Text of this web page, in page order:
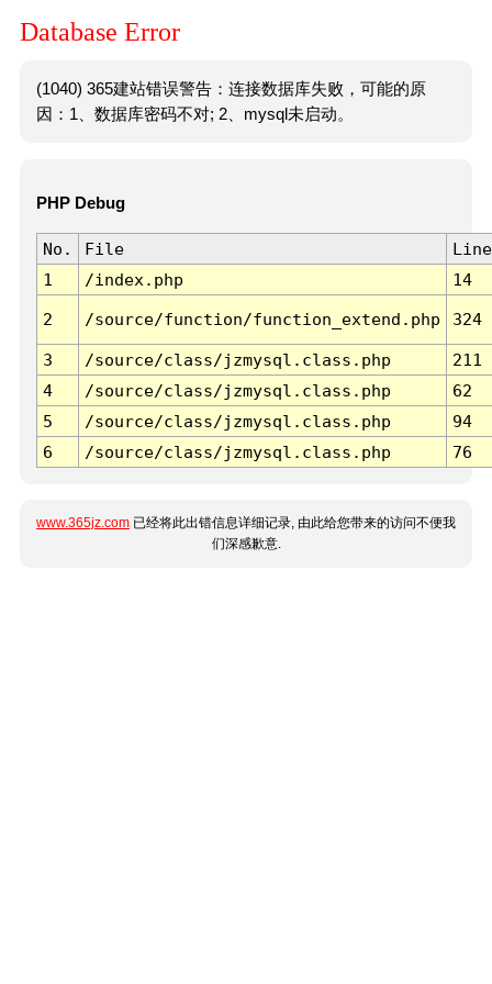
Database Error
(1040) 365建站错误警告：连接数据库失败，可能的原
因：1、数据库密码不对; 2、mysql未启动。
PHP Debug
No. File
Line
1
/index.php 14
2 /source/function/function_extend.php 324
3 /source/class/jzmysql.class.php
211
4
/source/class/jzmysql.class.php
62
5
/source/class/jzmysql.class.php
94
6
/source/class/jzmysql.class.php 76
www.365jz.com 已经将此出错信息详细记录, 由此给您带来的访问不便我
们深感歉意.